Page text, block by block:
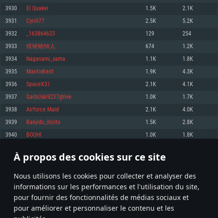
À propos des cookies sur ce site
Nous utilisons les cookies pour collecter et analyser des
informations sur les performances et l'utilisation du site,
pour fournir des fonctionnalités de médias sociaux et
pour améliorer et personnaliser le contenu et les
Mémoire: 4 GB
Carte graphique supportant DirectX 11: AMD Radeon 77XX / NVIDIA
GeForce GTX 660. La résolution minimale supportée par le jeu est de 720p
Connection: Connexion Internet à haut débit
Disque dur: 23.1 Go (client minimal)
Recommandée
1060 et plus, Radeon RX 570 et plus.
Disque dur: 75.9 Go (client complet)
pas supportés)
Mémoire: 6 GB
Carte graphique: Intel Iris Pro 5200 (Mac), ou analogue AMD/Nvidia. La
résolution minimale supportée par le jeu est de 720p.
Connection: Connexion Internet à haut débit
Disque dur: 62,2 Go (client minimal)
Recommandée
OS: Mac OS Big Sur 11.0 ou plus récent
Processeur: Core i7 (Les processeurs Intel Xeon ne sont pas supportés)
Mémoire: 8 GB
Carte graphique: Radeon Vega II ou plus avec support de Metal
Disque dur: 62,2 Go (client complet)
Mémoire: 4 GB
Carte graphique: NVIDIA 660 avec les derniers drivers (moins de 6 mois) /
de même pour AMD (La résolution minimale supportée par le jeu est de
720p)
Connection: Connexion Internet à haut débit
Disque dur: 62,2 Go (client minimal)
Recommandée
OS: Ubuntu 20.04 64bit
Processeur: Intel Core i7
Mémoire: 8 GB
Carte graphique: NVIDIA 1060 avec les derniers drivers (moins de 6 mois) /
6 mois et supportant Vulkan
Connection: Connexion Internet à haut débit
Disque dur: 60,2 Go (client complet)
3930 El Quaker 1.5K 2.1K
3931 Cyrill77 2.5K 5.2K
3932 _163864623 129 254
3933 镁铱铬铈人 674 1.2K
3934 Naganami_sama 1.1K 1.8K
3935 MantisKent 1.9K 4.3K
3936 SpaceX31 2.1K 4.1K
3937 GarbUski9237@live 1.0K 1.7K
3938 Airforce Maid 2.1K 4.0K
3939 Banjido_ilicito 1.5K 2.8K
3940 BOOHI 1.0K 1.8K
* Classement mis à jour quotidiennement
196 197 198 297